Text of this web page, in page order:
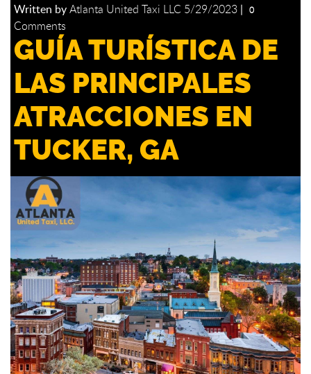
Written byAtlanta United Taxi LLC 5/29/2023 | 0
Comments
GUÍA TURÍSTICA DE
LAS PRINCIPALES
ATRACCIONES EN
TUCKER, GA